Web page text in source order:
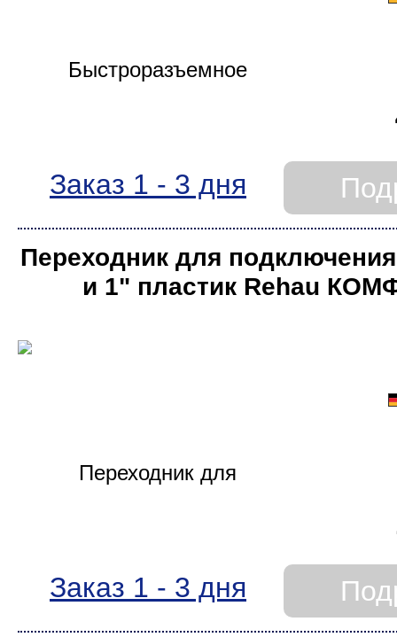
Заказ 1 - 3 дня
Переходник для подключения
и 1ʺ пластик Rehau
Заказ 1 - 3 дня